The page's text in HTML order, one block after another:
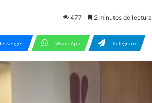
477 2 minutos de lectura
WhatsApp Telegram